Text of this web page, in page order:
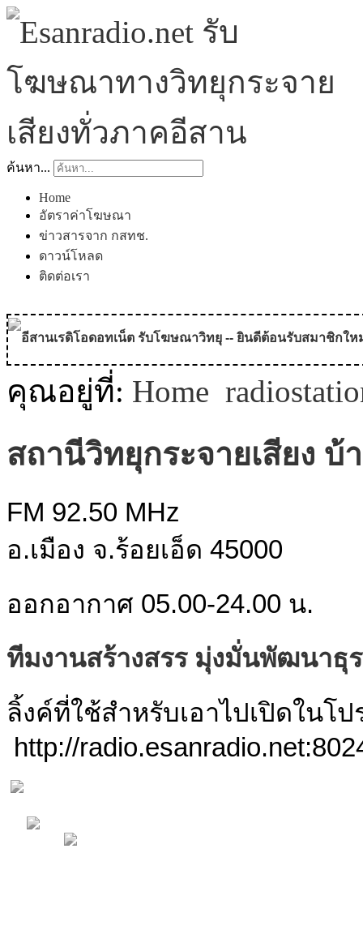
ค้นหา...
Home
อัตราค่าโฆษณา
ข่าวสารจาก กสทช.
ดาวน์โหลด
ติดต่อเรา
อีสานเรดิโอดอทเน็ต รับโฆษณาวิทยุ -- ยินดีต้อนรับสมาชิกใหม่
MODULE SBAHJAOUI WEATHER
MODULE SBAHJAOUI MEMORY GAME
MODULE SBAHJAOUI ACCORDION MENU
คุณอยู่ที่: Home
สถานีวิทยุกระจายเสียง
FM 92.50 MHz
อ.เมือง จ.ร้อยเอ็ด 45000
ออกอากาศ 05.00-24.00 น.
ทีมงานสร้างสรร มุ่งมั่นพัฒนาธุ
ลิ้งค์ที่ใช้สำหรับเอาไปเปิดใน
http://